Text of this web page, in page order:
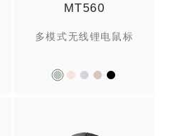
MT560
多模式无线锂电鼠标